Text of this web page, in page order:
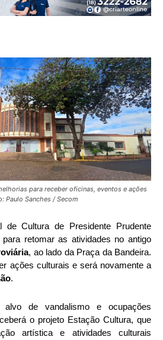
para receber oficinas, eventos e ações
Paulo Sanches / Secom
de Cultura de Presidente Prudente
retomar as atividades no antigo
, ao lado da Praça da Bandeira.
ações culturais e será novamente a
.
de vandalismo e ocupações
o projeto Estação Cultura, que
artística e atividades culturais